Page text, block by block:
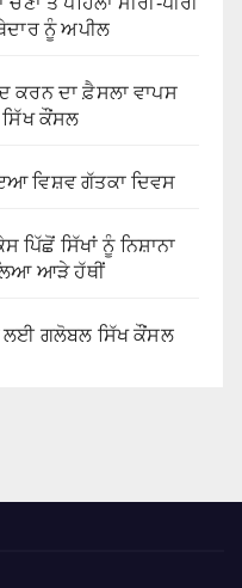
ਨੂੰ ਅਪੀਲ
ਕਰਨ ਦਾ ਫ਼ੈਸਲਾ ਵਾਪਸ
ਕੌਂਸਲ
ਵਿਸ਼ਵ ਗੱਤਕਾ ਦਿਵਸ
ਸਿੱਖਾਂ ਨੂੰ ਨਿਸ਼ਾਨਾ
ਆੜੇ ਹੱਥੀਂ
ਲਈ ਗਲੋਬਲ ਸਿੱਖ ਕੌਂਸਲ